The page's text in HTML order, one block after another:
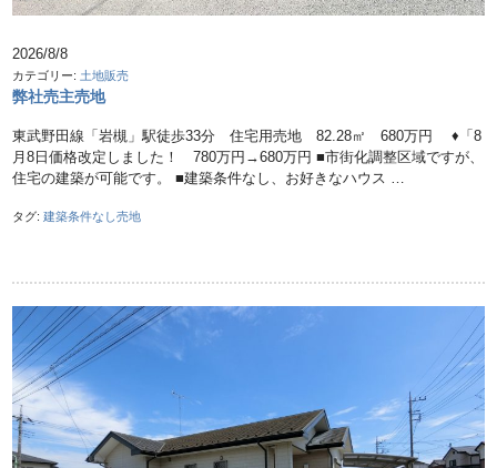
2026/8/8
カテゴリー: 土地販売
弊社売主売地
東武野田線「岩槻」駅徒歩33分 住宅用売地 82.28㎡ 680万円 ♦「8
月8日価格改定しました！ 780万円→680万円 ■市街化調整区域ですが、
住宅の建築が可能です。 ■建築条件なし、お好きなハウス …
タグ:建築条件なし売地